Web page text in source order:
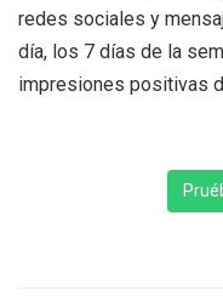
redes sociales y
día, los 7 días de la
impresiones positivas